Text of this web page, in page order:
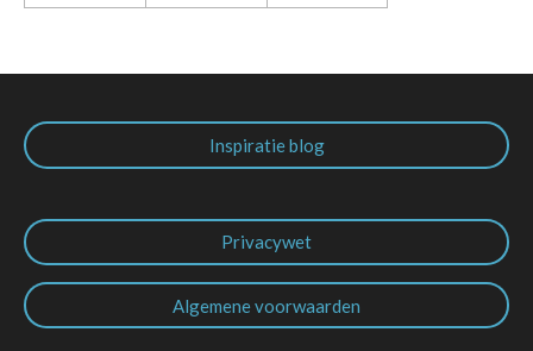
Inspiratie blog
Privacywet
Algemene voorwaarden